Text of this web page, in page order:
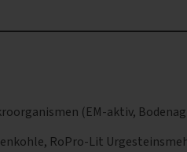
(EM-aktiv,
RoPro-Lit